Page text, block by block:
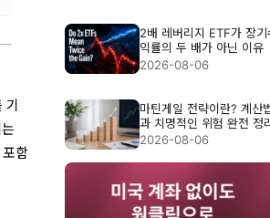
함
2배 레버리지 ETF가 장기
익률의 두 배가 아닌 이유
2026-08-06
마틴게일 전략이란? 계산
과 치명적인 위험 완전 정
2026-08-06